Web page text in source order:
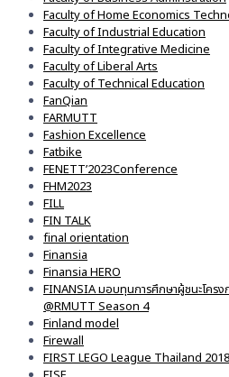
Faculty of Home Economics
Faculty of Industrial Education
Faculty of Integrative Medicine
Faculty of Liberal Arts
Faculty of Technical Education
FanQian
FARMUTT
Fashion Excellence
Fatbike
FENETT’2023Conference
FHM2023
FILL
FIN TALK
final orientation
Finansia
Finansia HERO
FINANSIA มอบทุนการศึกษาผู้ชนะโคร
@RMUTT Season 4
Finland model
Firewall
FIRST LEGO League Thailand 2018